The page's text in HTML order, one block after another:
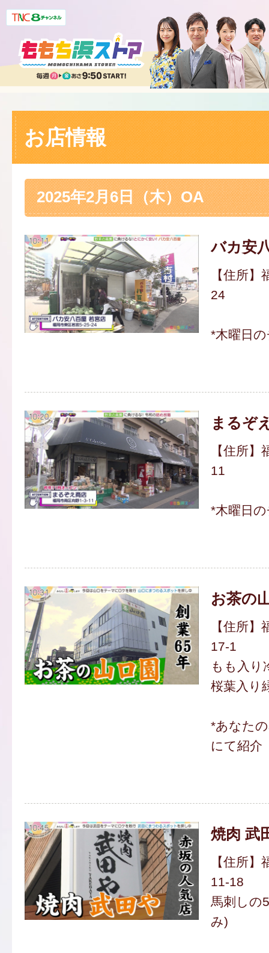
お店情報
2025年2月6日（木）OA
バカ安
【住所
24
*木曜日
まるぞ
【住所
11
*木曜日
お茶の
【住所
17-1
もも入り
桜葉入り
*あなた
にて紹介
焼肉 武
【住所
11-18
馬刺しの
み)